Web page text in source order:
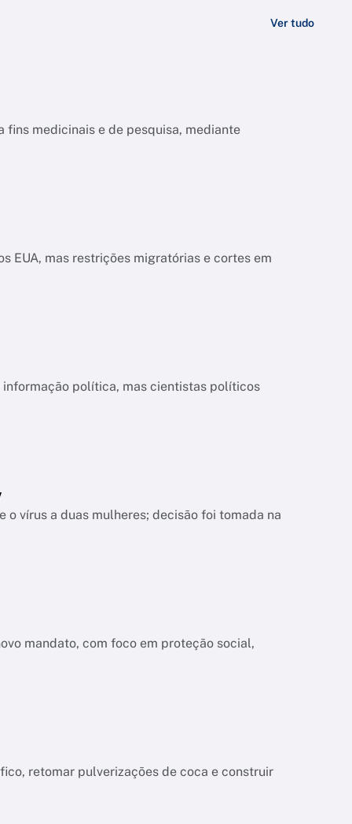
Ver tudo
fins medicinais e de pesquisa, mediante
EUA, mas restrições migratórias e cortes em
política, mas cientistas políticos
vírus a duas mulheres; decisão foi tomada na
mandato, com foco em proteção social,
retomar pulverizações de coca e construir